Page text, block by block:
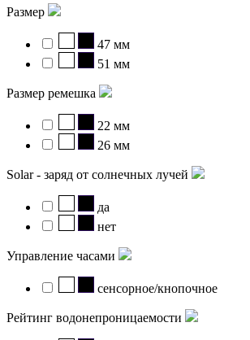
Размер
47 мм
51 мм
Размер ремешка
22 мм
26 мм
Solar - заряд от солнечных лучей
да
нет
Управление часами
сенсорное/кнопочное
Рейтинг водонепроницаемости